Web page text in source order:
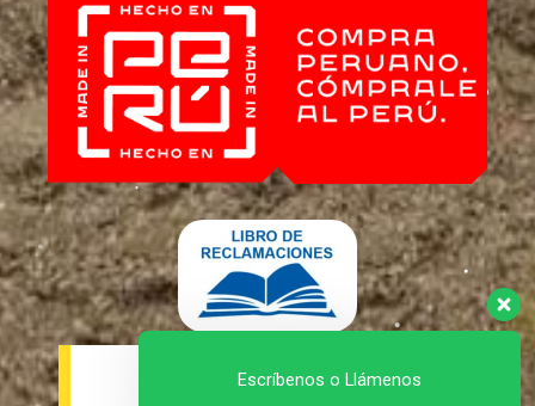
Políticas de la empresa.
Escríbenos o Llámenos